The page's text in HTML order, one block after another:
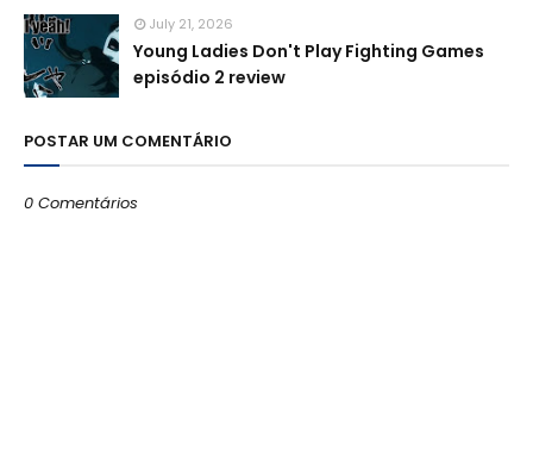
July 21, 2026
Young Ladies Don't Play Fighting Games
episódio 2 review
POSTAR UM COMENTÁRIO
0 Comentários